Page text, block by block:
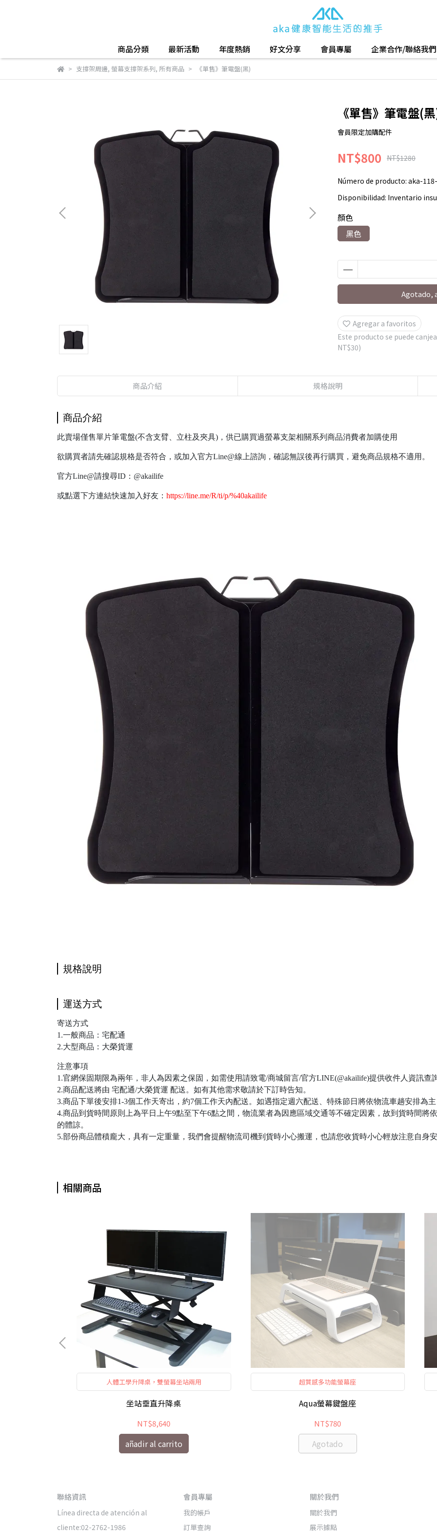
商品分類 最新活動 年度熱銷 好文分享 會員專屬 企業合作/聯絡我們
支撐架周邊, 螢幕支撐架系列, 所有商品 《單售》筆電盤(黑)
《單售》筆電盤(
會員限定加購配件
NT$800 NT$1280
Número de producto: aka-
Disponibilidad: Inventario
顏色
黑色
Agotado,
Agregar a favoritos
Este producto se puede
NT$30)
商品介紹 規格說明
商品介紹
此賣場僅售單片筆電盤(不含支臂、立柱及夾具)，供已購買過螢幕支架相關系列商品消費者加購使用
欲購買者請先確認規格是否符合，或加入官方Line@線上諮詢，確認無誤後再行購買，避免商品規格不適用。
官方Line@請搜尋ID：@akailife
或點選下方連結快速加入好友： https://line.me/R/ti/p/%40akailife
規格說明
運送方式
寄送方式
1.一般商品：宅配通
2.大型商品：大榮貨運
注意事項
1.官網保固期限為兩年，非人為因素之保固，如需使用請致電/商城留言/官方LINE(@akailife)提供收件人資訊查
2.商品配送將由 宅配通/大榮貨運 配送。如有其他需求敬請於下訂時告知。
3.商品下單後安排1-3個工作天寄出，約7個工作天內配送。如遇指定週六配送、特殊節日將依物流車趟安排為
4.商品到貨時間原則上為平日上午9點至下午6點之間，物流業者為因應區域交通等不確定因素，故到貨時間將
的體諒。
5.部份商品體積龐大，具有一定重量，我們會提醒物流司機到貨時小心搬運，也請您收貨時小心輕放注意自身
相關商品
人體工學升降桌，雙螢幕坐站兩用
坐站垂直升降桌
NT$8,640
añadir al carrito
超質感多功能螢幕座
Aqua螢幕鍵盤座
NT$780
Agotado
聯絡資訊
Línea directa de atención al
cliente:02-2762-1986
會員專屬
我的帳戶
訂單查詢
關於我們
關於我們
展示據點